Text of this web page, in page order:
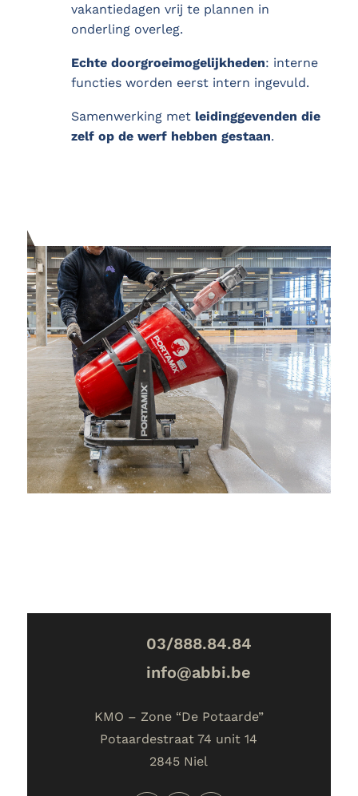
vakantiedagen vrij te plannen in
onderling overleg.
Echte doorgroeimogelijkheden: interne
functies worden eerst intern ingevuld.
Samenwerking met leidinggevenden die
zelf op de werf hebben gestaan.
03/888.84.84
info@abbi.be
KMO – Zone “De Potaarde”
Potaardestraat 74 unit 14
2845 Niel